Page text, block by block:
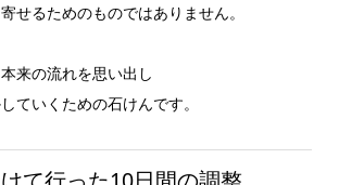
せるためのものではありません。
来の流れを思い出し
ていくための石けんです。